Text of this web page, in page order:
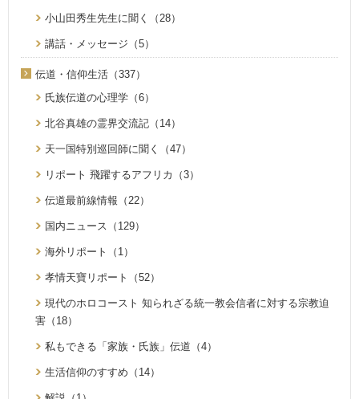
小山田秀生先生に聞く（28）
講話・メッセージ（5）
伝道・信仰生活（337）
氏族伝道の心理学（6）
北谷真雄の霊界交流記（14）
天一国特別巡回師に聞く（47）
リポート 飛躍するアフリカ（3）
伝道最前線情報（22）
国内ニュース（129）
海外リポート（1）
孝情天寶リポート（52）
現代のホロコースト 知られざる統一教会信者に対する宗教迫
害（18）
私もできる「家族・氏族」伝道（4）
生活信仰のすすめ（14）